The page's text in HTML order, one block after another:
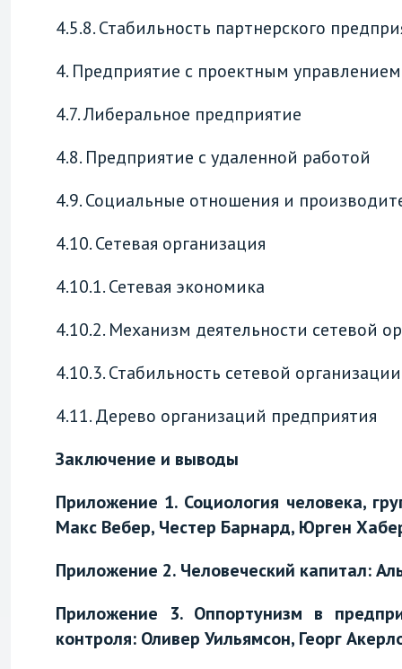
4.5.8. Стабильность партнерского
4. Предприятие с проектным управлением
4.7. Либеральное предприятие
4.8. Предприятие с удаленной работой
4.9. Социальные отношения и
4.10. Сетевая организация
4.10.1. Сетевая экономика
4.10.2. Механизм деятельности сетевой
4.10.3. Стабильность сетевой организации
4.11. Дерево организаций предприятия
Заключение и выводы
Приложение 1. Социология человека,
Макс Вебер, Честер Барнард, Юрген
Приложение 2. Человеческий капитал:
Приложение 3. Оппортунизм в
контроля: Оливер Уильямсон, Георг